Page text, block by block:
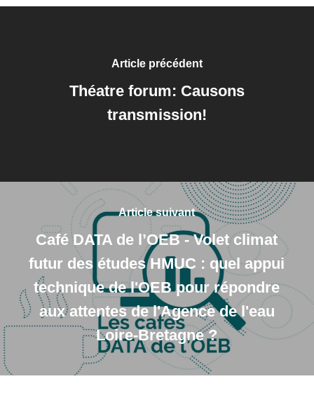
Article précédent
Théatre forum: Causons
transmission!
Article suivant
Café DATA de l’OEB - Volet climat
futur des études HMUC : quel appui
technique de l'OEB pour répondre
aux attentes de l'Agence de l'eau
Loire-Bretagne ?